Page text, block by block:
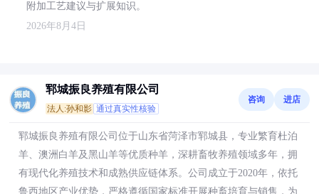
附加工艺建议与扩展知识。
2026年8月4日
郓城振良养殖有限公司
法人:孙和影 通过真实性核验
咨询 进店
郓城振良养殖有限公司位于山东省菏泽市郓城县，专业繁育杜泊
羊、澳洲白羊及黑山羊等优质种羊，深耕畜牧养殖领域多年，拥
有现代化养殖技术和成熟供应链体系。公司成立于2020年，依托
鲁西地区产业优势，严格遵循国家标准开展种畜培育与销售，为